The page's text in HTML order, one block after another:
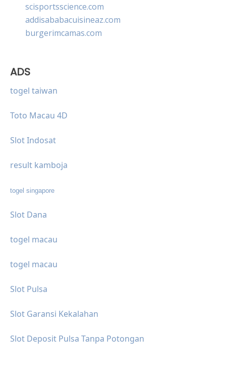
scisportsscience.com
addisababacuisineaz.com
burgerimcamas.com
ADS
togel taiwan
Toto Macau 4D
Slot Indosat
result kamboja
togel singapore
Slot Dana
togel macau
togel macau
Slot Pulsa
Slot Garansi Kekalahan
Slot Deposit Pulsa Tanpa Potongan